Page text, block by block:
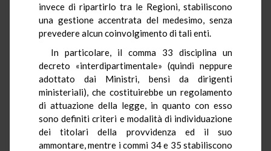
invece di ripartirlo tra le Regioni, stabiliscono
una gestione accentrata del medesimo, senza
prevedere alcun coinvolgimento di tali enti.
In particolare, il comma 33 disciplina un
decreto «interdipartimentale» (quindi neppure
adottato dai Ministri, bensì da dirigenti
ministeriali), che costituirebbe un regolamento
di attuazione della legge, in quanto con esso
sono definiti criteri e modalità di individuazione
dei titolari della provvidenza ed il suo
ammontare, mentre i commi 34 e 35 stabiliscono